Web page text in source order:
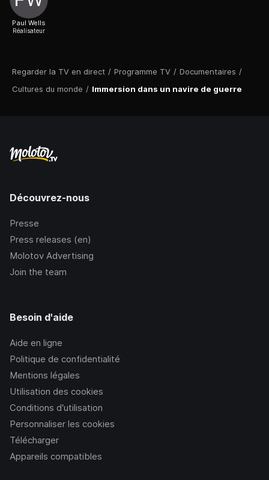
Regarder la TV en direct / Programme TV / Documentaires /
Cultures du monde / Immersion dans un navire de guerre
Paul Wells
Réalisateur
Découvrez-nous
Presse
Press releases (en)
Molotov Advertising
Join the team
Besoin d'aide
Aide en ligne
Politique de confidentialité
Mentions légales
Utilisation des cookies
Conditions d’utilisation
Personnaliser les cookies
Télécharger
Appareils compatibles